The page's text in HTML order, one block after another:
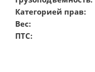
Категорией прав:
Вес:
ПТС: